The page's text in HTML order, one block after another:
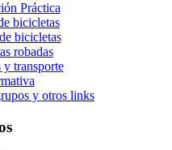
Práctica
bicicletas
bicicletas
robadas
transporte
y otros links